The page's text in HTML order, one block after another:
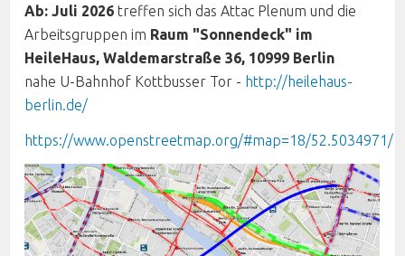
Ab: Juli 2026treffen sich das Attac Plenum und die
Arbeitsgruppen im Raum "Sonnendeck" im
HeileHaus, Waldemarstraße 36, 10999 Berlin
nahe U-Bahnhof Kottbusser Tor - http://heilehaus-
berlin.de/
https://www.openstreetmap.org/#map=18/52.5034971/